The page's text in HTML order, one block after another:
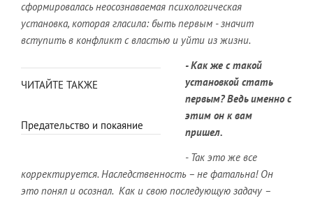
сформировалась неосознаваемая психологическая
установка, которая гласила: быть первым - значит
вступить в конфликт с властью и уйти из жизни.
ЧИТАЙТЕ ТАКЖЕ
Предательство и покаяние
- Как же с такой
установкой стать
первым? Ведь именно с
этим он к вам
пришел.
- Так это же все
корректируется. Наследственность – не фатальна! Он
это понял и осознал. Как и свою последующую задачу –